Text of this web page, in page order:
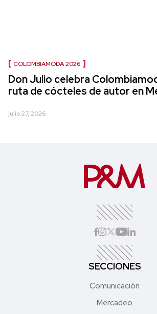
COLOMBIAMODA 2026
Don Julio celebra
ruta de cócteles de autor en
julio 27, 2026
SECCIONES
Comunicación
Mercadeo